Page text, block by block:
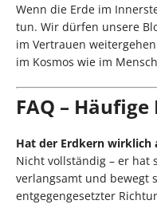
Wenn die Erde im
tun. Wir dürfen unsere
im Vertrauen
im Kosmos wie im
FAQ – Häufige
Hat der Erdkern wirklich
Nicht vollständig – er hat
verlangsamt und bewegt
entgegengesetzter